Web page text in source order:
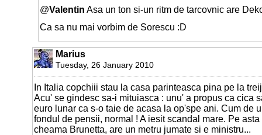
@Valentin Asa un ton si-un ritm de tarcovnic are
Ca sa nu mai vorbim de Sorescu :D
Marius
Tuesday, 26 January 2010
In Italia copchiii stau la casa parinteasca pina pe la
Acu' se gindesc sa-i mituiasca : unu' a propus ca cica
euro lunar ca s-o taie de acasa la op'spe ani. Cum de
fondul de pensii, normal ! A iesit scandal mare. Pe
cheama Brunetta, are un metru jumate si e ministru...